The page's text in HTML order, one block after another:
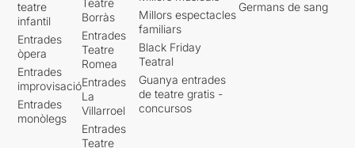
teatre
infantil
Entrades
òpera
Entrades
improvisació
Entrades
monòlegs
Borràs
Entrades
Teatre
Romea
Entrades
La
Villarroel
Entrades
Teatre
Millors espectacles
familiars
Black Friday
Teatral
Guanya entrades
de teatre gratis -
concursos
Germans de sang